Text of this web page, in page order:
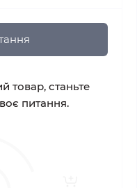
товар, станьте
питання.